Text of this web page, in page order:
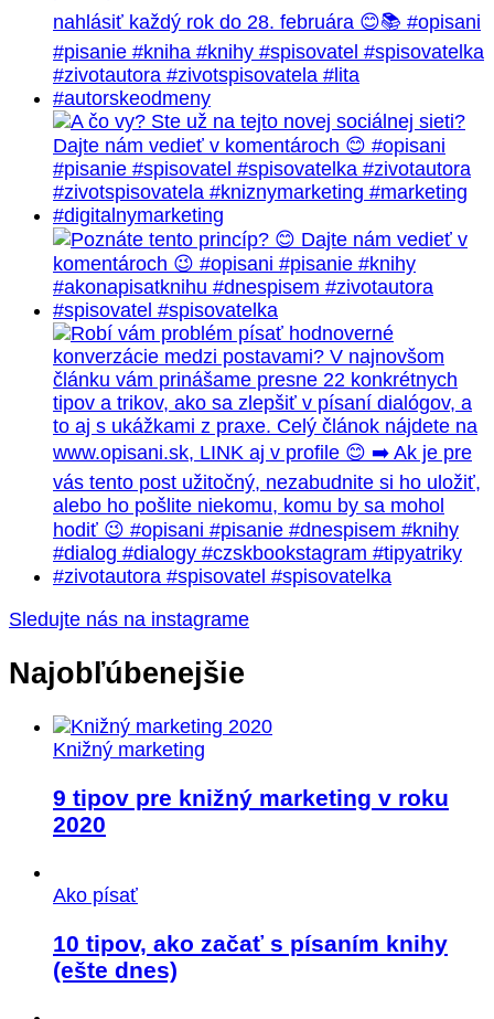
Sledujte nás na instagrame
Najobľúbenejšie
Knižný marketing
9 tipov pre knižný marketing v roku
2020
Ako písať
10 tipov, ako začať s písaním knihy
(ešte dnes)